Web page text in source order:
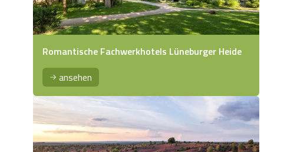
Romantische Fachwerkhotels Lüneburger Heide
ansehen